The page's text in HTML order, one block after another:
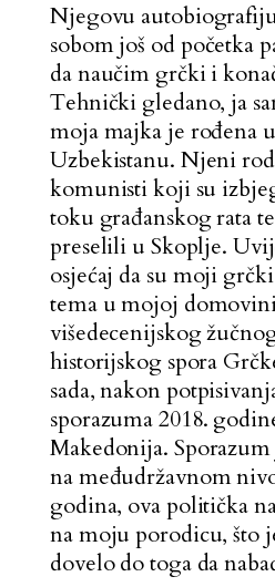
Njegovu autobiografiju
sobom još od početka
da naučim grčki i
Tehnički gledano, ja
moja majka je rođena
Uzbekistanu. Njeni
komunisti koji su
toku građanskog rata
preselili u Skoplje.
osjećaj da su moji
tema u mojoj
višedecenijskog
historijskog spora
sada, nakon
sporazuma 2018.
Makedonija.
na međudržavnom
godina, ova politička
na moju porodicu, što
dovelo do toga da